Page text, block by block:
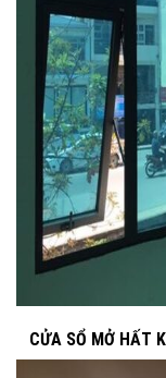
CỬA SỔ MỞ HẤT